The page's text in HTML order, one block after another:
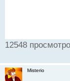
12548
Misterio